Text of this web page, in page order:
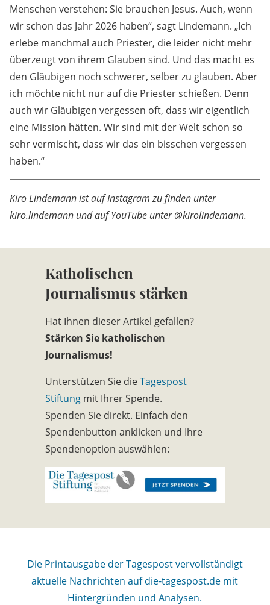
Menschen verstehen: Sie brauchen Jesus. Auch, wenn
wir schon das Jahr 2026 haben“, sagt Lindemann. „Ich
erlebe manchmal auch Priester, die leider nicht mehr
überzeugt von ihrem Glauben sind. Und das macht es
den Gläubigen noch schwerer, selber zu glauben. Aber
ich möchte nicht nur auf die Priester schießen. Denn
auch wir Gläubigen vergessen oft, dass wir eigentlich
eine Mission hätten. Wir sind mit der Welt schon so
sehr vermischt, dass wir das ein bisschen vergessen
haben.“
Kiro Lindemann ist auf Instagram zu finden unter
kiro.lindemann und auf YouTube unter @kirolindemann.
Katholischen
Journalismus stärken
Hat Ihnen dieser Artikel gefallen?
Stärken Sie katholischen
Journalismus!
Unterstützen Sie dieTagespost
Stiftung mit Ihrer Spende.
Spenden Sie direkt. Einfach den
Spendenbutton anklicken und Ihre
Spendenoption auswählen:
Die Printausgabe der Tagespost vervollständigt
aktuelle Nachrichten auf die-tagespost.de mit
Hintergründen und Analysen.